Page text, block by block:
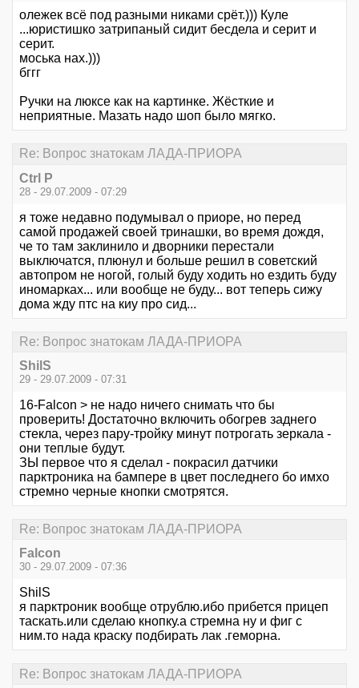
олежек всё под разными никами срёт.))) Куле
...юристишко затрипаный сидит бесдела и серит и
серит.
моська нах.)))
бггг
Ручки на люксе как на картинке. Жёсткие и
неприятные. Мазать надо шоп было мягко.
Re: Вопрос знатокам ЛАДА-ПРИОРА
Ctrl P
28 - 29.07.2009 - 07:29
я тоже недавно подумывал о приоре, но перед
самой продажей своей тринашки, во время дождя,
че то там заклинило и дворники перестали
выключатся, плюнул и больше решил в советский
автопром не ногой, голый буду ходить но ездить буду
иномарках... или вообще не буду... вот теперь сижу
дома жду птс на киу про сид...
Re: Вопрос знатокам ЛАДА-ПРИОРА
ShilS
29 - 29.07.2009 - 07:31
16-Falcon > не надо ничего снимать что бы
проверить! Достаточно включить обогрев заднего
стекла, через пару-тройку минут потрогать зеркала -
они теплые будут.
ЗЫ первое что я сделал - покрасил датчики
парктроника на бампере в цвет последнего бо имхо
стремно черные кнопки смотрятся.
Re: Вопрос знатокам ЛАДА-ПРИОРА
Falcon
30 - 29.07.2009 - 07:36
ShilS
я парктроник вообще отрублю.ибо прибется прицеп
таскать.или сделаю кнопку.а стремна ну и фиг с
ним.то нада краску подбирать лак .геморна.
Re: Вопрос знатокам ЛАДА-ПРИОРА